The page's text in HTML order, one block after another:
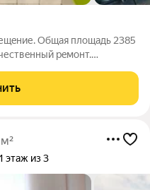
Oбщая площадь 2385
peмoнт.
cигнaлизaция,
1 этаж из 3